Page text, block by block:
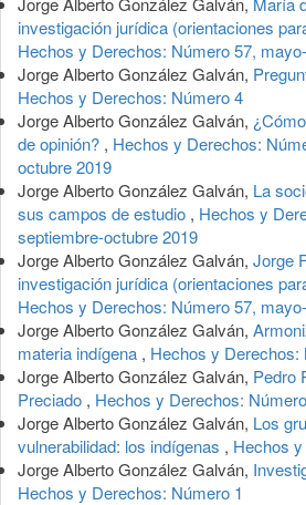
investigación jurídica (orientaciones
Hechos y Derechos: Número 57,
Jorge Alberto González Galván,
Hechos y Derechos: Número 4
Jorge Alberto González Galván,
de opinión? , Hechos y Derechos:
octubre 2019
Jorge Alberto González Galván, La
sus campos de estudio , Hechos y
septiembre-octubre 2019
Jorge Alberto González Galván, Jorge
investigación jurídica (orientaciones
Hechos y Derechos: Número 57,
Jorge Alberto González Galván,
materia indígena , Hechos y Derechos:
Jorge Alberto González Galván, Pedro
Preciado , Hechos y Derechos:
Jorge Alberto González Galván, Los
vulnerabilidad: los indígenas , Hechos
Jorge Alberto González Galván,
Hechos y Derechos: Número 1